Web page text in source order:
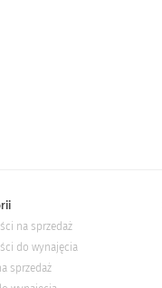
na sprzedaż
do wynajęcia
sprzedaż